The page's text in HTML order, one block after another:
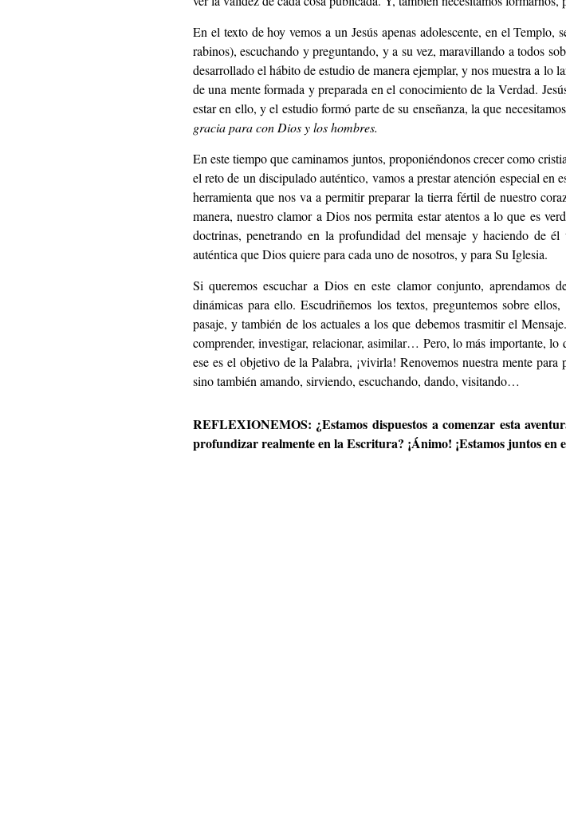
En el texto de hoy vemos a un Jesús apenas adolescente, en el
rabinos), escuchando y preguntando, y a su vez, maravillando a todos
desarrollado el hábito de estudio de manera ejemplar, y nos muestra a lo
de una mente formada y preparada en el conocimiento de la Verdad.
estar en ello, y el estudio formó parte de su enseñanza, la que
gracia para con Dios y los hombres.
En este tiempo que caminamos juntos, proponiéndonos crecer como
el reto de un discipulado auténtico, vamos a prestar atención especial en
herramienta que nos va a permitir preparar la tierra fértil de nuestro
manera, nuestro clamor a Dios nos permita estar atentos a lo que es
doctrinas, penetrando en la profundidad del mensaje y haciendo de
auténtica que Dios quiere para cada uno de nosotros, y para Su Iglesia.
Si queremos escuchar a Dios en este clamor conjunto, aprendamos
dinámicas para ello. Escudriñemos los textos, preguntemos sobre
pasaje, y también de los actuales a los que debemos trasmitir el
comprender, investigar, relacionar, asimilar… Pero, lo más importante, lo
ese es el objetivo de la Palabra, ¡vivirla! Renovemos nuestra mente
sino también amando, sirviendo, escuchando, dando, visitando…
REFLEXIONEMOS: ¿Estamos dispuestos a comenzar esta
profundizar realmente en la Escritura? ¡Ánimo! ¡Estamos juntos en